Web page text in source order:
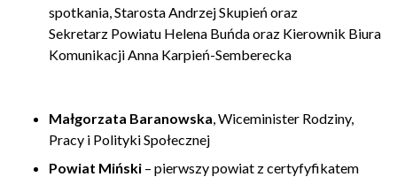
spotkania, Starosta Andrzej Skupień oraz
Sekretarz Powiatu Helena Buńda oraz Kierownik Biura
Komunikacji Anna Karpień-Semberecka
Małgorzata Baranowska, Wiceminister Rodziny,
Pracy i Polityki Społecznej
Powiat Miński – pierwszy powiat z certyfyfikatem